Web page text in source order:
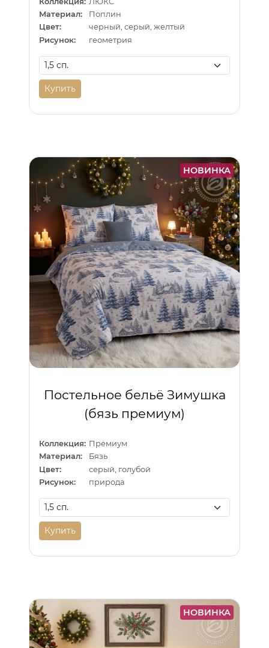
Материал:
Поплин
Цвет:
черный, серый, желтый
Рисунок:
геометрия
Купить
НОВИНКА
Постельное бельё Зимушка
(бязь премиум)
Коллекция: Премиум
Материал:
Бязь
Цвет:
серый, голубой
Рисунок:
природа
Купить
НОВИНКА